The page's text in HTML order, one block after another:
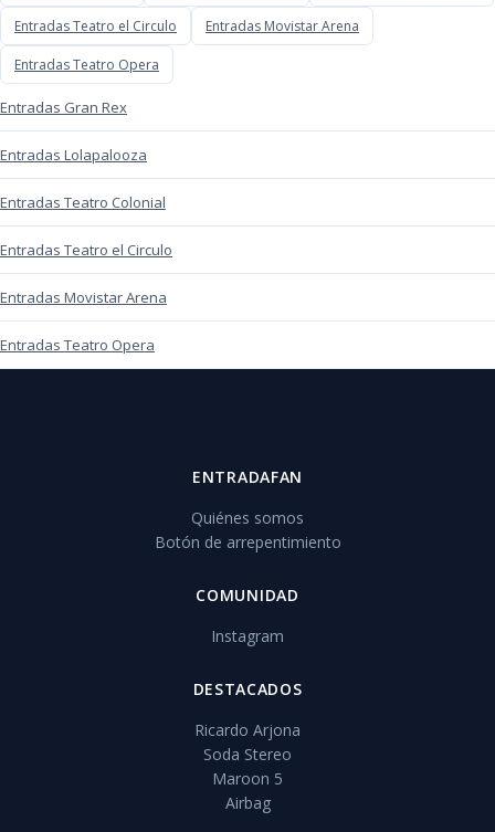
Entradas Teatro el Circulo Entradas Movistar Arena
Entradas Teatro Opera
Entradas Gran Rex
Entradas Lolapalooza
Entradas Teatro Colonial
Entradas Teatro el Circulo
Entradas Movistar Arena
Entradas Teatro Opera
ENTRADAFAN
Quiénes somos
Botón de arrepentimiento
COMUNIDAD
Instagram
DESTACADOS
Ricardo Arjona
Soda Stereo
Maroon 5
Airbag